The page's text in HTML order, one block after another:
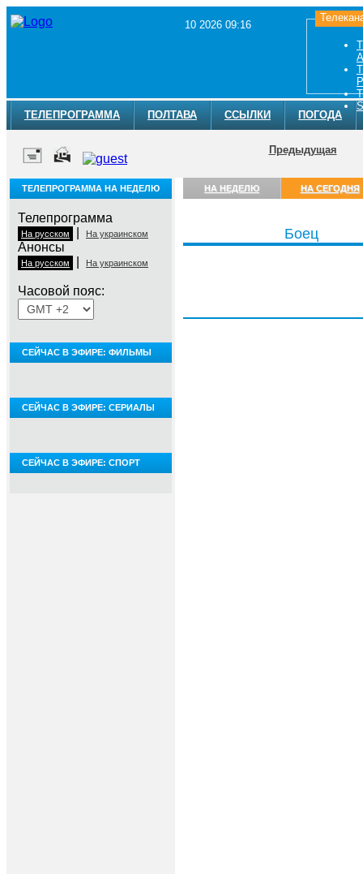
10 2026 09:16
ТЕЛЕПРОГРАММА ПОЛТАВА ССЫЛКИ ПОГОДА
Предыдущая
ТЕЛЕПРОГРАММА НА НЕДЕЛЮ
Телепрограмма
На русском На украинском
Анонсы
На русском На украинском
Часовой пояс:
СЕЙЧАС В ЭФИРЕ: ФИЛЬМЫ
СЕЙЧАС В ЭФИРЕ: СЕРИАЛЫ
СЕЙЧАС В ЭФИРЕ: СПОРТ
НА НЕДЕЛЮ НА СЕГОДНЯ
Боец